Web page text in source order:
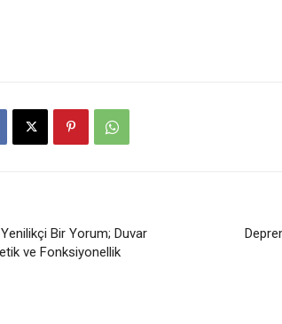
Bir Yorum; Duvar
ve Fonksiyonellik